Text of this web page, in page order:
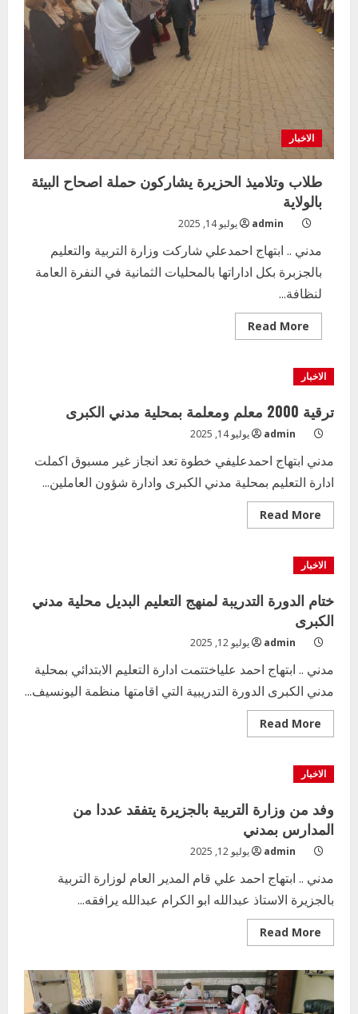
بمحلية
الكبرى
الاخبار
طلاب وتلاميذ الحزيرة يشاركون حملة اصحاح البيئة
بالولاية
admin يوليو 14, 2025
مدني .. ابتهاج احمدعلي شاركت وزارة التربية والتعليم
بالجزبرة بكل اداراتها بالمحليات الثمانية في النفرة العامة
لنظافة...
Read More
more
حملة
اصحاح
البيئة
بالولاية
الاخبار
ترقية 2000 معلم ومعلمة بمحلية مدني الكبرى
admin يوليو 14, 2025
مدني ابتهاج احمدعليفي خطوة تعد انجاز غير مسبوق اكملت
ادارة التعليم بمحلية مدني الكبرى وادارة شؤون العاملين...
Read More
more
بمحلية
مدني
الكبرى
الاخبار
ختام الدورة التدريبة لمنهج التعليم البديل محلية مدني
الكبرى
admin يوليو 12, 2025
مدني .. ابتهاج احمد علياختتمت ادارة التعليم الابتدائي بمحلية
مدني الكبرى الدورة التدريبية التي اقامتها منظمة اليونسيف...
Read More
more
التعليم
البديل
محلية
مدني
الكبرى
الاخبار
وفد من وزارة التربية بالجزيرة يتفقد عددا من
المدارس بمدني
admin يوليو 12, 2025
مدني .. ابتهاج احمد علي قام المدير العام لوزارة التربية
بالجزيرة الاستاذ عبدالله ابو الكرام عبدالله يرافقه...
Read More
more
من
وزارة
التربية
بالجزيرة